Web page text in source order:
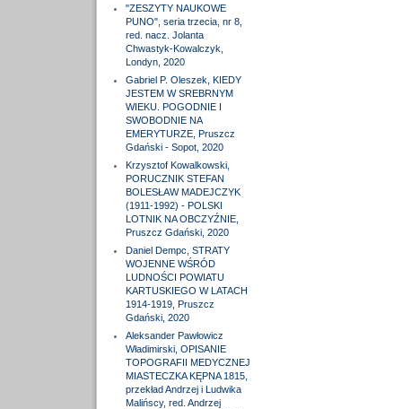
"ZESZYTY NAUKOWE
PUNO", seria trzecia, nr 8,
red. nacz. Jolanta
Chwastyk-Kowalczyk,
Londyn, 2020
Gabriel P. Oleszek, KIEDY
JESTEM W SREBRNYM
WIEKU. POGODNIE I
SWOBODNIE NA
EMERYTURZE, Pruszcz
Gdański - Sopot, 2020
Krzysztof Kowalkowski,
PORUCZNIK STEFAN
BOLESŁAW MADEJCZYK
(1911-1992) - POLSKI
LOTNIK NA OBCZYŹNIE,
Pruszcz Gdański, 2020
Daniel Dempc, STRATY
WOJENNE WŚRÓD
LUDNOŚCI POWIATU
KARTUSKIEGO W LATACH
1914-1919, Pruszcz
Gdański, 2020
Aleksander Pawłowicz
Władimirski, OPISANIE
TOPOGRAFII MEDYCZNEJ
MIASTECZKA KĘPNA 1815,
przekład Andrzej i Ludwika
Malińscy, red. Andrzej